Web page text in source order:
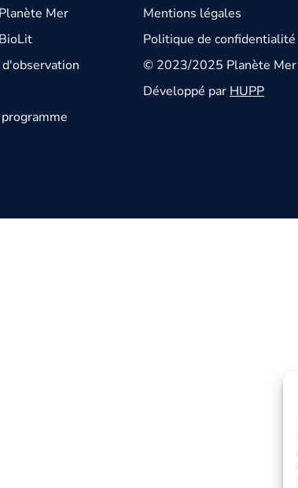
Mer
Mentions légales
Politique de confidentialité
© 2023/2025 Planète Mer
Développé parHUPP